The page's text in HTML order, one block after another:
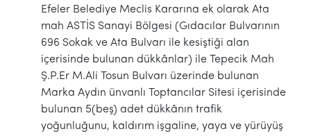
Efeler Belediye Meclis Kararına ek olarak Ata
mah ASTİS Sanayi Bölgesi (Gıdacılar Bulvarının
696 Sokak ve Ata Bulvarı ile kesiştiği alan
içerisinde bulunan dükkânlar) ile Tepecik Mah
Ş.P.Er M.Ali Tosun Bulvarı üzerinde bulunan
Marka Aydın ünvanlı Toptancılar Sitesi içerisinde
bulunan 5(beş) adet dükkânın trafik
yoğunluğunu, kaldırım işgaline, yaya ve yürüyüş